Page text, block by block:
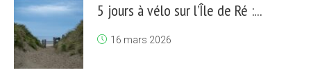
5 jours à vélo sur l’Île de Ré :...
16 mars 2026